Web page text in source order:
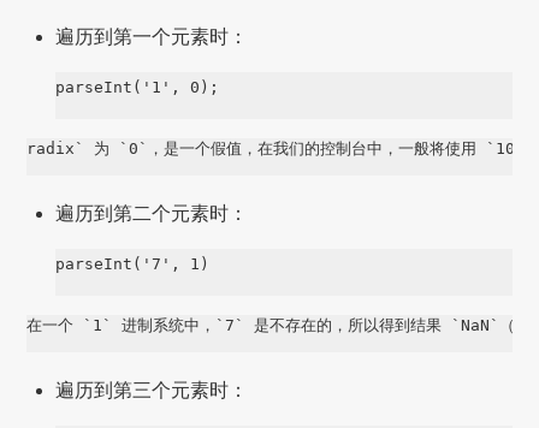
遍历到第一个元素时：
parseInt('1', 0);
radix` 为 `0`，是一个假值，在我们的控制台中，一般将使用 `10`
遍历到第二个元素时：
parseInt('7', 1)
在一个 `1` 进制系统中，`7` 是不存在的，所以得到结果 `NaN`（不
遍历到第三个元素时：